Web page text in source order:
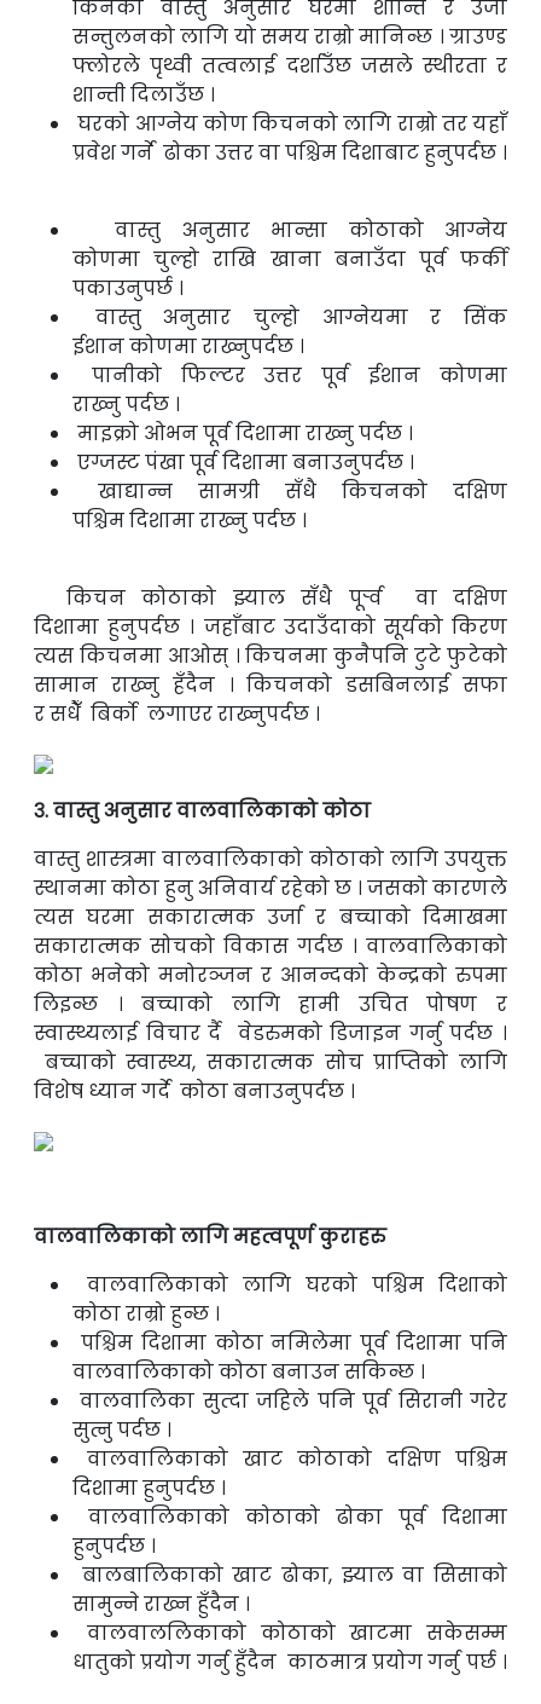
किनकी वास्तु अनुसार घरमा शान्ति र उर्जा
सन्तुलनको लागि यो समय राम्रो मानिन्छ । ग्राउण्ड
फ्लोरले पृथ्वी तत्वलाई दर्शाउँछ जसले स्थीरता र
शान्ती दिलाउँछ ।
घरको आग्नेय कोण किचनको लागि राम्रो तर यहाँ
प्रवेश गर्ने ढोका उत्तर वा पश्चिम दिशाबाट हुनुपर्दछ ।
वास्तु अनुसार भान्सा कोठाको आग्नेय
कोणमाचुल्हो राखि खाना बनाउँदा पूर्व फर्की
पकाउनुपर्छ ।
वास्तु अनुसार चुल्हो आग्नेयमा र सिंक
ईशानकोणमा राख्नुपर्दछ ।
पानीको फिल्टर उत्तर पूर्व ईशान कोणमा
राख्नुपर्दछ ।
माइक्रो ओभन पूर्व दिशामा राख्नु पर्दछ ।
एग्जस्ट पंखा पूर्व दिशामा बनाउनुपर्दछ ।
खाद्यान्न सामग्री सँधै किचनको दक्षिण
पश्चिमदिशामा राख्नु पर्दछ ।
किचन कोठाको झ्याल सँधै पूर्र्व वा दक्षिण
दिशामाहुनुपर्दछ । जहाँबाट उदाउँदाको सूर्यको किरण
त्यस किचनमा आओस् ।किचनमा कुनैपनि टुटे फुटेको
सामान राख्नु हँदैन ।किचनको डसबिनलाई सफा
रसधैँ बिर्को लगाएरराख्नुपर्दछ ।
३. वास्तु अनुसार वालवालिकाको कोठा
वास्तु शास्त्रमा वालवालिकाको कोठाको लागि उपयुक्त
स्थानमा कोठा हुनु अनिवार्य रहेको छ । जसको कारणले
त्यस घरमा सकारात्मक उर्जा र बच्चाको दिमाखमा
सकारात्मक सोचको विकास गर्दछ । वालवालिकाको
कोठा भनेको मनोरञ्जन र आनन्दको केन्द्रको रुपमा
लिइन्छ
।बच्चाको लागि हामी उचित पोषण र
स्वास्थ्यलाई विचार र्दै वेडरुमको डिजाइन गर्नु पर्दछ ।
बच्चाको स्वास्थ्य, सकारात्मक सोच प्राप्तिको लागि
विशेष ध्यान गर्दे कोठा बनाउनुपर्दछ ।
वालवालिकाको लागि महत्वपूर्ण कुराहरु
वालवालिकाको लागि घरको पश्चिम दिशाको
कोठा राम्रो हुन्छ ।
पश्चिम दिशामा कोठा नमिलेमा पूर्व दिशामा पनि
वालवालिकाको कोठा बनाउन सकिन्छ ।
वालवालिका सुत्दा जहिले पनि पूर्व सिरानी गरेर
सुत्नु पर्दछ ।
वालवालिकाको खाट कोठाको दक्षिण पश्चिम
दिशामा हुनुपर्दछ ।
वालवालिकाको कोठाको ढोका पूर्व दिशामा
हुनुपर्दछ ।
बालबालिकाको खाट ढोका, झ्याल वा सिसाको
सामुन्ने राख्न हुँदैन ।
वालवाललिकाको कोठाको खाटमा सकेसम्म
धातुको प्रयोग गर्नु हुँदैन काठमात्र प्रयोग गर्नु पर्छ ।